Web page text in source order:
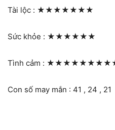
Tài lộc : ★★★★★★★
Sức khỏe : ★★★★★★
Tình cảm :
Con số may mắn : 41 , 24 , 21